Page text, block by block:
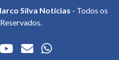
Silva Notícias - Todos os